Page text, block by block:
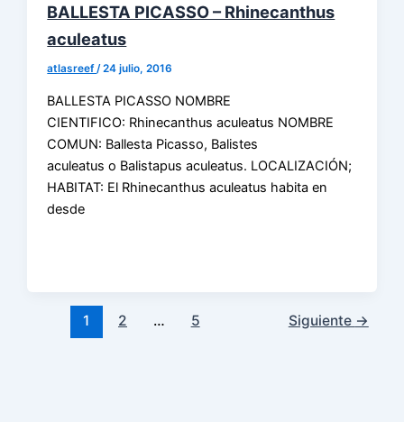
BALLESTA PICASSO – Rhinecanthus
aculeatus
atlasreef/24 julio, 2016
BALLESTA PICASSO NOMBRE
CIENTIFICO: Rhinecanthus aculeatus NOMBRE
COMUN: Ballesta Picasso, Balistes
aculeatus o Balistapus aculeatus. LOCALIZACIÓN;
HABITAT: El Rhinecanthus aculeatus habita en
desde
1 2 … 5 Siguiente →